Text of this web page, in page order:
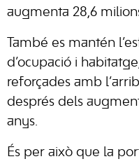
augmenta 28,6
També es mantén
d’ocupació i
reforçades amb
després dels
anys.
És per això que la